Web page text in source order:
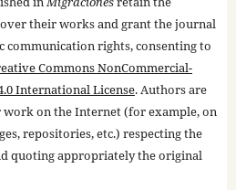
their works and grant the journal
rights, consenting to
Commons NonCommercial-
International License. Authors are
on the Internet (for example, on
repositories, etc.) respecting the
quoting appropriately the original